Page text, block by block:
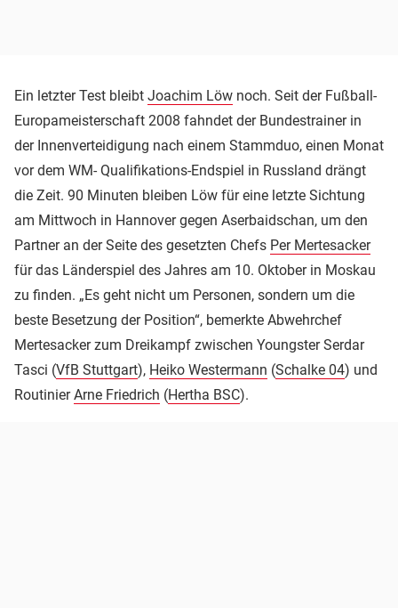
Ein letzter Test bleibt Joachim Löw noch. Seit der Fußball-
Europameisterschaft 2008 fahndet der Bundestrainer in
der Innenverteidigung nach einem Stammduo, einen Monat
vor dem WM- Qualifikations-Endspiel in Russland drängt
die Zeit. 90 Minuten bleiben Löw für eine letzte Sichtung
am Mittwoch in Hannover gegen Aserbaidschan, um den
Partner an der Seite des gesetzten Chefs Per Mertesacker
für das Länderspiel des Jahres am 10. Oktober in Moskau
zu finden. „Es geht nicht um Personen, sondern um die
beste Besetzung der Position“, bemerkte Abwehrchef
Mertesacker zum Dreikampf zwischen Youngster Serdar
Tasci (VfB Stuttgart), Heiko Westermann (Schalke 04) und
RoutinierArne Friedrich (Hertha BSC).